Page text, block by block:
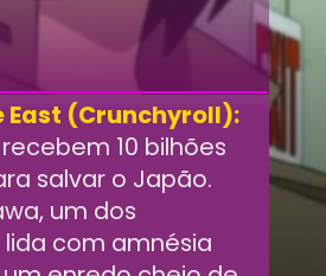
East (Crunchyroll):
10 bilhões
salvar o Japão.
um dos
lida com amnésia